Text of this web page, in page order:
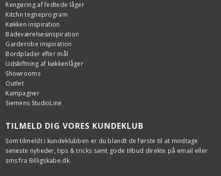
Rengøring af fedtede låger
Kitchn tegneprogram
Køkken inspiration
Badeværelsesinspiration
Garderobe inspiration
Bordplader efter mål
Udskiftning af køkkenlåger
Showrooms
Outlet
Kampagner
Siemens StudioLine
TILMELD DIG VORES KUNDEKLUB
Som tilmeldt i kundeklubben er du blandt de første til at modtage
seneste nyheder, tips & tricks samt gode tilbud direkte på email eller
sms fra Billigskabe.dk